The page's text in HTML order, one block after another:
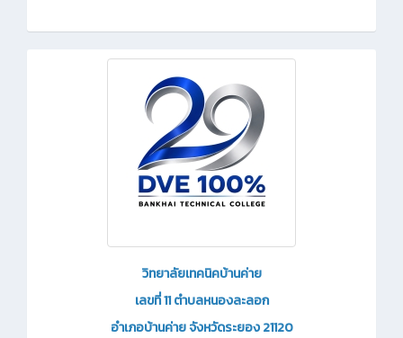
วิทยาลัยเทคนิคบ้านค่าย
เลขที่ 11 ตำบลหนองละลอก
อำเภอบ้านค่าย จังหวัดระยอง 21120